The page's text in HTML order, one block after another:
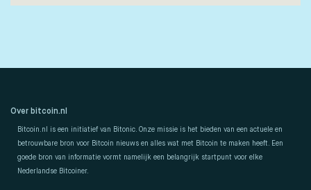
Over bitcoin.nl
Bitcoin.nl is een initiatief van Bitonic. Onze missie is het bieden van een actuele en
betrouwbare bron voor Bitcoin nieuws en alles wat met Bitcoin te maken heeft. Een
goede bron van informatie vormt namelijk een belangrijk startpunt voor elke
Nederlandse Bitcoiner.